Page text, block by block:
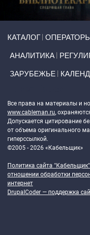
КАТАЛОГ
АНАЛИТИКА
ЗАРУБЕЖЬЕ
Все права на материалы и
www.cableman.ru,
Допускается цитирование
от объема оригинального
гиперссылкой.
©2005 - 2026 «Кабельщик»
Политика сайта
отношении обработки
интернет
DrupalCoder — поддержка